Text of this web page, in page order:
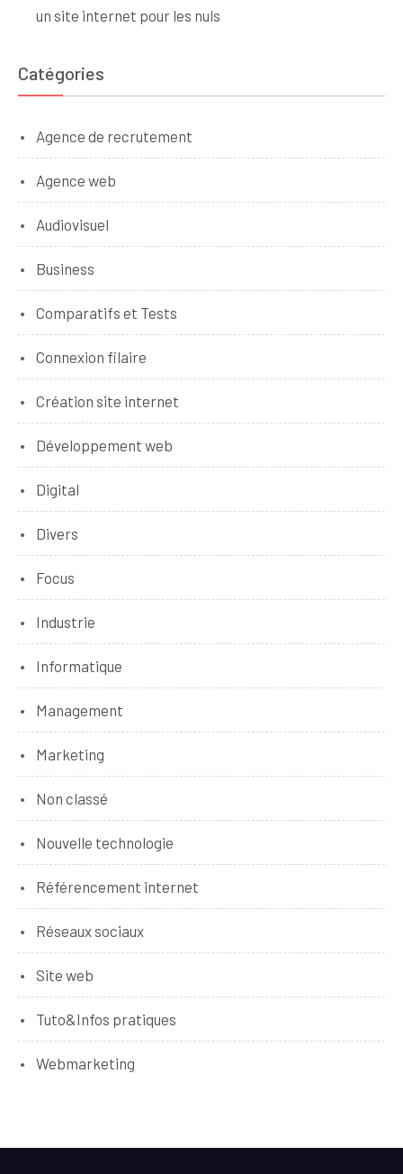
un site internet pour les nuls
Catégories
Agence de recrutement
Agence web
Audiovisuel
Business
Comparatifs et Tests
Connexion filaire
Création site internet
Développement web
Digital
Divers
Focus
Industrie
Informatique
Management
Marketing
Non classé
Nouvelle technologie
Référencement internet
Réseaux sociaux
Site web
Tuto&Infos pratiques
Webmarketing